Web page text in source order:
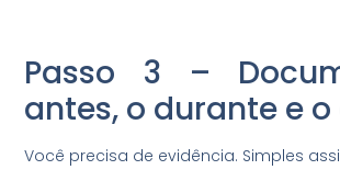
Passo 3 –
antes, o durante e
Você precisa de evidência. Simples